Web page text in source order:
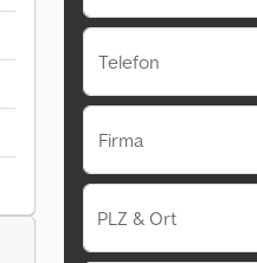
Telefon
Firma
PLZ & Ort